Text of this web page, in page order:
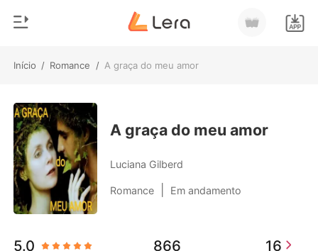
Início / Romance / A graça do meu amor
Loja
Histórico
Sair
Baixar App
Gênero
Moderno
Lobisomem
Contos
A graça do meu amor
Luciana Gilberd
Romance Em andamento
5.0 866 16